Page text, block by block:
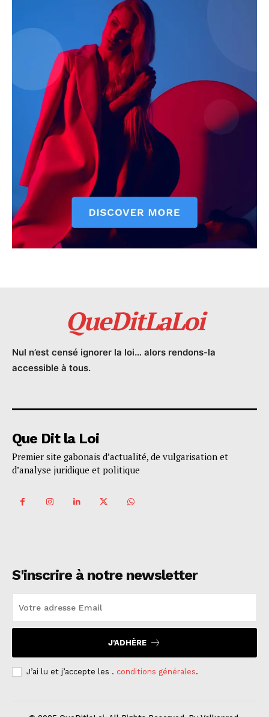
QueDitLaLoi
Nul n’est censé ignorer la loi… alors rendons-la
accessible à tous.
Que Dit la Loi
Premier site gabonais d’actualité, de vulgarisation et
d’analyse juridique et politique
S'inscrire à notre newsletter
J'ADHÈRE
J’ai lu et j’accepte les . conditions générales.